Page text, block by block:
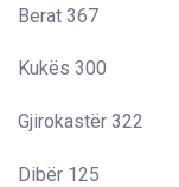
Berat 367
Kukës 300
Gjirokastër 322
Dibër 125